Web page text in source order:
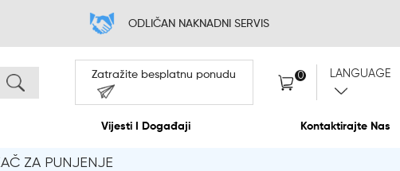
Zatražite
O Nama
ZA PUNJENJE